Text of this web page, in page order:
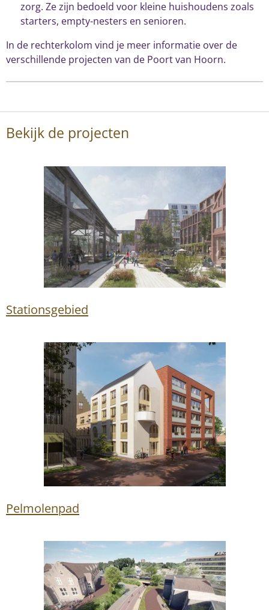
zorg. Ze zijn bedoeld voor kleine huishoudens zoals
starters, empty-nesters en senioren.
In de rechterkolom vind je meer informatie over de
verschillende projecten van de Poort van Hoorn.
Bekijk de projecten
Stationsgebied
Pelmolenpad